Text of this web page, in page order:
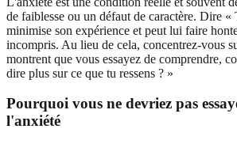
de faiblesse ou un défaut de caractère. Dire «
minimise son expérience et peut lui faire
incompris. Au lieu de cela, concentrez-vous
montrent que vous essayez de comprendre,
dire plus sur ce que tu ressens ? »
Pourquoi vous ne devriez pas
l'anxiété